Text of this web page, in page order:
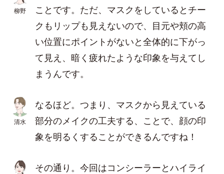
柳野
ことです。ただ、マスクをしているとチー
クもリップも見えないので、目元や頬の高
い位置にポイントがないと全体的に下がっ
て見え、暗く疲れたような印象を与えてし
まうんです。
清水
なるほど。つまり、マスクから見えている
部分のメイクの工夫する、ことで、顔の印
象を明るくすることができるんですね！
その通り。今回はコンシーラーとハイライ